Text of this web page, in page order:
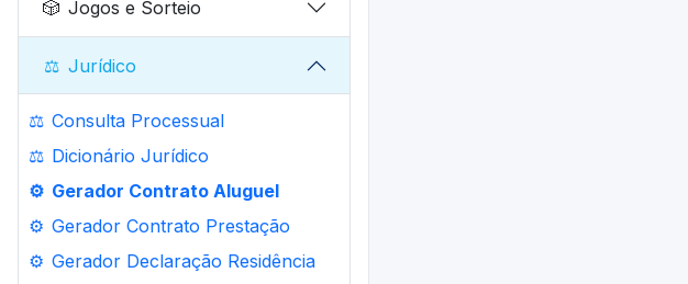
🎲 Jogos e Sorteio
⚖️ Jurídico
⚖️ Consulta Processual
⚖️ Dicionário Jurídico
⚙️ Gerador Contrato Aluguel
⚙️ Gerador Contrato Prestação
⚙️ Gerador Declaração Residência